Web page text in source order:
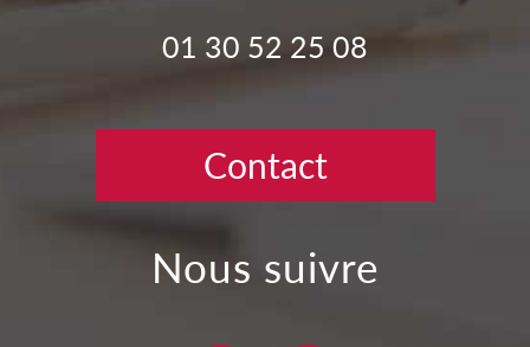
01 30 52 25 08
Contact
nous suivre